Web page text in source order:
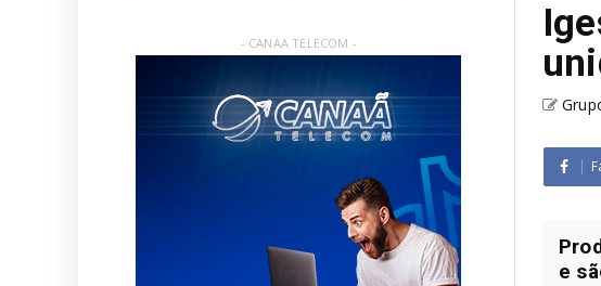
e
- CANAA TELECOM -